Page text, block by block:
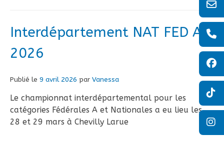
Interdépartement NAT FED A
2026
Publié le 9 avril 2026 par Vanessa
Le championnat interdépartemental pour les
catégories Fédérales A et Nationales a eu lieu les
28 et 29 mars à Chevilly Larue